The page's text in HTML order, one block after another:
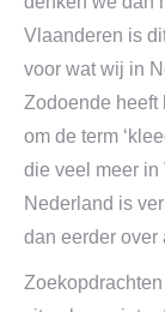
Vlaanderen is
voor wat wij in
Zodoende heeft
om de term
die veel meer in
Nederland is
dan eerder over